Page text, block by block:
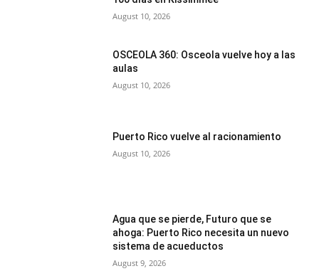
August 10, 2026
OSCEOLA 360: Osceola vuelve hoy a las
aulas
August 10, 2026
Puerto Rico vuelve al racionamiento
August 10, 2026
Agua que se pierde, Futuro que se
ahoga: Puerto Rico necesita un nuevo
sistema de acueductos
August 9, 2026